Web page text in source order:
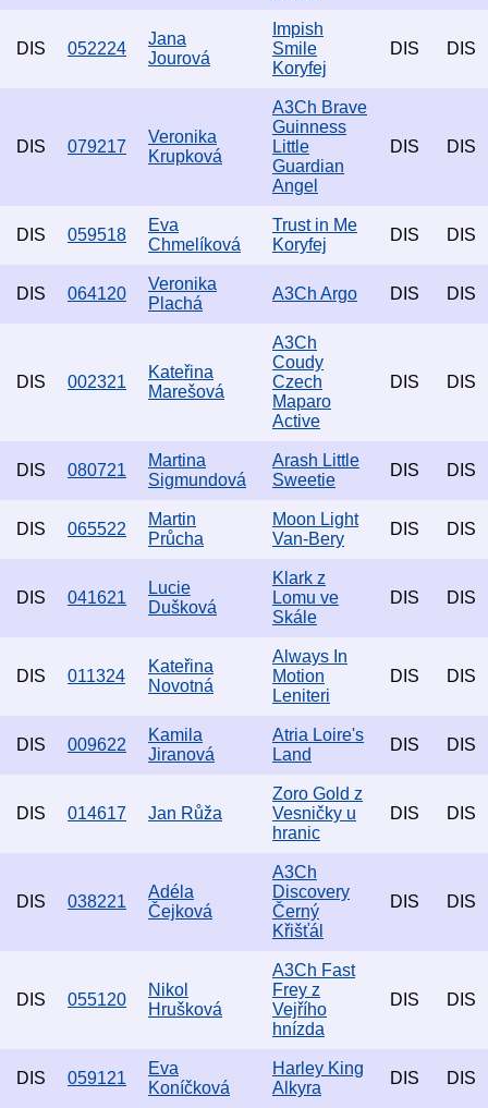
DIS 052224
Jana
Jourová
Impish
Smile
Koryfej
DIS DIS
DIS 079217
Veronika
Krupková
A3Ch Brave
Guinness
Little
Guardian
Angel
DIS DIS
DIS 059518
Eva
Chmelíková
Trust in Me
Koryfej
DIS DIS
DIS 064120
Veronika
Plachá
A3Ch Argo DIS DIS
DIS 002321
Kateřina
Marešová
A3Ch
Coudy
Czech
Maparo
Active
DIS DIS
DIS 080721
Martina
Sigmundová
Arash Little
Sweetie
DIS DIS
DIS 065522
Martin
Průcha
Moon Light
Van-Bery
DIS DIS
DIS 041621
Lucie
Dušková
Klark z
Lomu ve
Skále
DIS DIS
DIS 011324
Kateřina
Novotná
Always In
Motion
Leniteri
DIS DIS
DIS 009622
Kamila
Jiranová
Atria Loire's
Land
DIS DIS
DIS 014617 Jan Růža
Zoro Gold z
Vesničky u
hranic
DIS DIS
DIS 038221
Adéla
Čejková
A3Ch
Discovery
Černý
Křišťál
DIS DIS
DIS 055120
Nikol
Hrušková
A3Ch Fast
Frey z
Vejřího
hnízda
DIS DIS
DIS 059121
Eva
Koníčková
Harley King
Alkyra
DIS DIS